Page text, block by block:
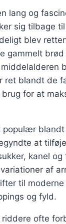
lang og
sig tilbage
blev
gammelt
ret blandt de
for at
populær blandt
at
kanel og
af
til
og fyld.
riddere ofte